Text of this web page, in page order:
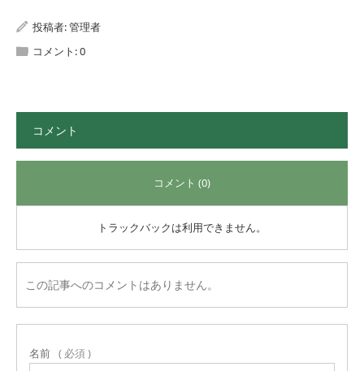
投稿者:管理者
コメント:0
コメント
コメント (0)
トラックバックは利用できません。
この記事へのコメントはありません。
名前 ( 必須 )